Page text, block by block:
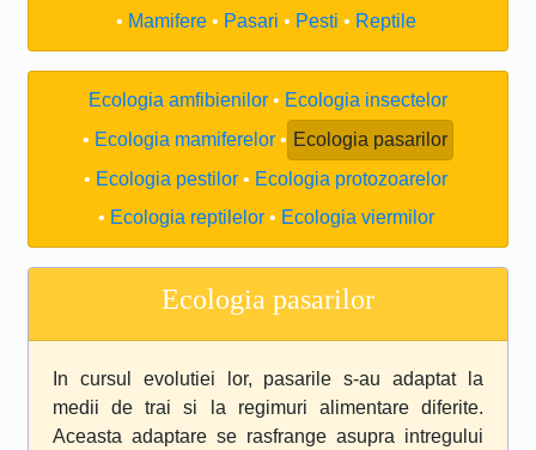
Mamifere
Pasari Pesti Reptile
Ecologia amfibienilor
Ecologia insectelor
Ecologia mamiferelor
Ecologia pasarilor
Ecologia pestilor
Ecologia protozoarelor
Ecologia reptilelor
Ecologia viermilor
Ecologia pasarilor
In cursul evolutiei lor, pasarile s-au adaptat la
medii de trai si la regimuri alimentare diferite.
Aceasta adaptare se rasfrange asupra intregului